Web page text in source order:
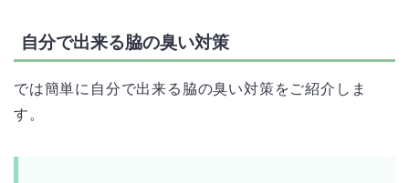
自分で出来る脇の臭い対策
では簡単に自分で出来る脇の臭い対策をご紹介しま
す。